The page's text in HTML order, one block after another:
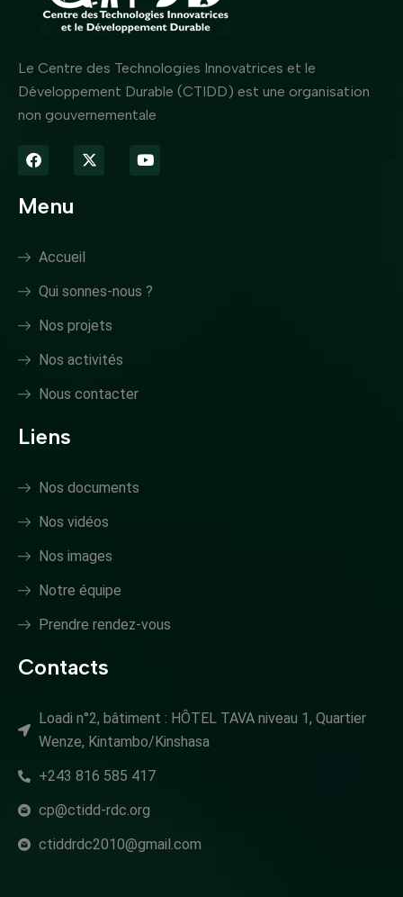
Le Centre des Technologies Innovatrices et le
Développement Durable (CTIDD) est une organisation
non gouvernementale
Menu
Accueil
Qui sonnes-nous ?
Nos projets
Nos activités
Nous contacter
Liens
Nos documents
Nos vidéos
Nos images
Notre équipe
Prendre rendez-vous
Contacts
Loadi n°2, bâtiment : HÔTEL TAVA niveau 1, Quartier
Wenze, Kintambo/Kinshasa
+243 816 585 417
cp@ctidd-rdc.org
ctiddrdc2010@gmail.com